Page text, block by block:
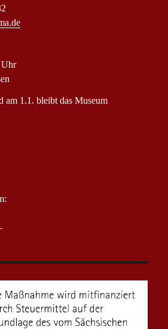
Uhr
am 1.1. bleibt das Museum